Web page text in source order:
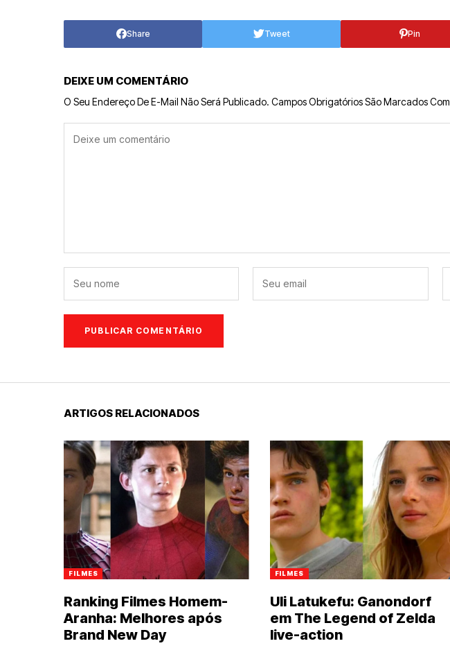
Share Tweet Pin
DEIXE UM COMENTÁRIO
O Seu Endereço De E-Mail Não Será Publicado. Campos Obrigatórios São Marcados Com
ARTIGOS RELACIONADOS
FILMES
Ranking Filmes Homem-
Aranha: Melhores após
Brand New Day
FILMES
Uli Latukefu: Ganondorf
em The Legend of Zelda
live-action